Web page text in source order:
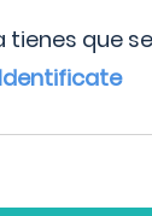
que
Identificate